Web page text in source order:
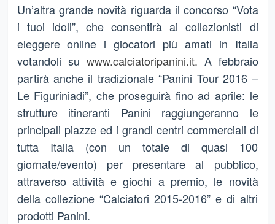
Un’altra grande novità riguarda il concorso “Vota
i tuoi idoli”, che consentirà ai collezionisti di
eleggere online i giocatori più amati in Italia
votandoli su www.calciatoripanini.it. A febbraio
partirà anche il tradizionale “Panini Tour 2016 –
Le Figuriniadi”, che proseguirà fino ad aprile: le
strutture itineranti Panini raggiungeranno le
principali piazze ed i grandi centri commerciali di
tutta Italia (con un totale di quasi 100
giornate/evento) per presentare al pubblico,
attraverso attività e giochi a premio, le novità
della collezione “Calciatori 2015-2016” e di altri
prodotti Panini.